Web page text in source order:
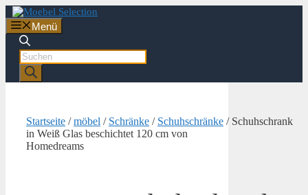
Zum
Inhalt
springen
Menü
Products
search
Startseite /möbel / Schränke / Schuhschränke / Schuhschrank
in Weiß Glas beschichtet 120 cm von
Homedreams